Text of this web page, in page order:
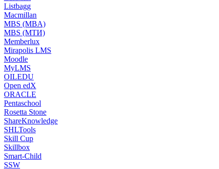
Listbagg
Macmillan
MBS (MBA)
MBS (МТИ)
Memberlux
Mirapolis LMS
Moodle
MyLMS
OILEDU
Open edX
ORACLE
Pentaschool
Rosetta Stone
ShareKnowledge
SHLTools
Skill Cup
Skillbox
Smart-Child
SSW